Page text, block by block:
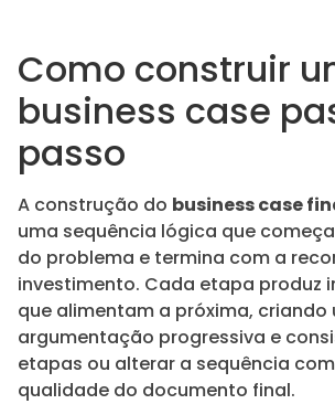
Como construir
business case
passo
A construção do business case
uma sequência lógica que
do problema e termina com a
investimento. Cada etapa produz
que alimentam a próxima, criando
argumentação progressiva e
etapas ou alterar a sequência
qualidade do documento final.